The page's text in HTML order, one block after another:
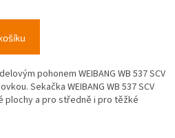
pohonem WEIBANG WB 537 SCV
Sekačka WEIBANG WB 537 SCV
plochy a pro středně i pro těžké